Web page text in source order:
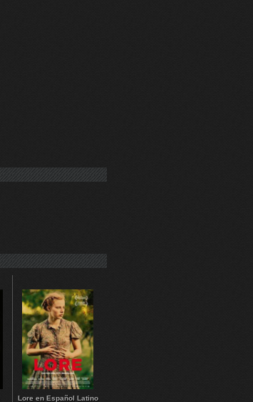
Lore en Español Latino